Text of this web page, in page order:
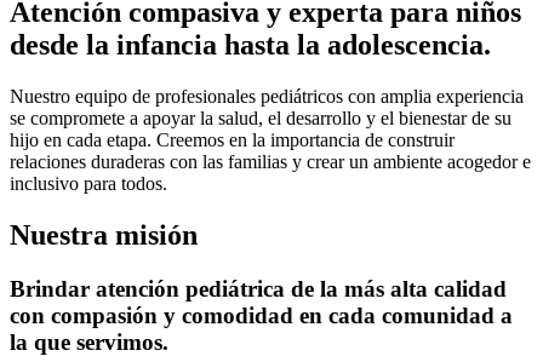
Atención compasiva y experta para niños
desde la infancia hasta la adolescencia.
Nuestro equipo de profesionales pediátricos con amplia experiencia
se compromete a apoyar la salud, el desarrollo y el bienestar de su
hijo en cada etapa. Creemos en la importancia de construir
relaciones duraderas con las familias y crear un ambiente acogedor e
inclusivo para todos.
Nuestra misión
Brindar atención pediátrica de la más alta calidad
con compasión y comodidad en cada comunidad a
la que servimos.